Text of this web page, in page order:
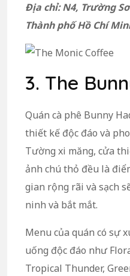
Địa chỉ: N4, Trường
Thành phố Hồ Chí
3. The
Quán cà phê Bunny
thiết kế độc đáo và
Tường xi măng, cửa
ảnh chú thỏ đều là
gian rộng rãi và sạch
ninh và bắt mắt.
Menu của quán có sự
uống độc đáo như
Tropical Thunder,